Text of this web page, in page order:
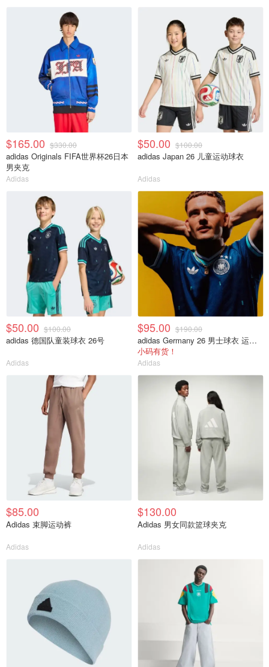
$165.00 $330.00
adidas Originals FIFA世界杯26日本
男夹克
Adidas
$50.00 $100.00
adidas Japan 26 儿童运动球衣
Adidas
$50.00 $100.00
adidas 德国队童装球衣 26号
Adidas
$95.00 $190.00
adidas Germany 26 男士球衣 运动款
小码有货！
Adidas
$85.00
Adidas 束脚运动裤
Adidas
$130.00
Adidas 男女同款篮球夹克
Adidas